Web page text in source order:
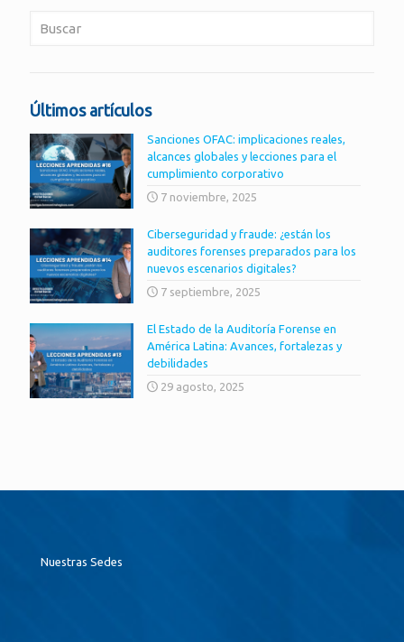
Últimos artículos
Sanciones OFAC: implicaciones reales,
alcances globales y lecciones para el
cumplimiento corporativo
7 noviembre, 2025
Ciberseguridad y fraude: ¿están los
auditores forenses preparados para los
nuevos escenarios digitales?
7 septiembre, 2025
El Estado de la Auditoría Forense en
América Latina: Avances, fortalezas y
debilidades
29 agosto, 2025
Nuestras Sedes